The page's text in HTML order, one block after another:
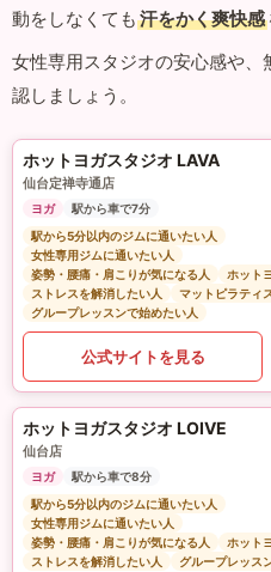
動をしなくても 汗をかく爽快感
女性専用スタジオの安心感や
認しましょう。
ホットヨガスタジオ LAVA
仙台定禅寺通店
ヨガ
駅から車で7分
駅から5分以内のジムに通いたい人
女性専用ジムに通いたい人
姿勢・腰痛・肩こりが気になる人
ホット
ストレスを解消したい人
マットピラティ
グループレッスンで始めたい人
公式サイトを見る
ホットヨガスタジオ LOIVE
仙台店
ヨガ
駅から車で8分
駅から5分以内のジムに通いたい人
女性専用ジムに通いたい人
姿勢・腰痛・肩こりが気になる人
ホット
ストレスを解消したい人
グループレッス